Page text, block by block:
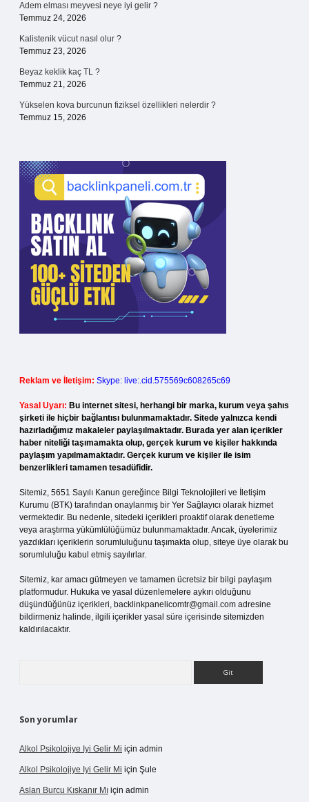
Adem elması meyvesi neye iyi gelir ?
Temmuz 24, 2026
Kalistenik vücut nasıl olur ?
Temmuz 23, 2026
Beyaz keklik kaç TL ?
Temmuz 21, 2026
Yükselen kova burcunun fiziksel özellikleri nelerdir ?
Temmuz 15, 2026
Reklam ve İletişim: Skype: live:.cid.575569c608265c69
Yasal Uyarı: Bu internet sitesi, herhangi bir marka, kurum veya şahıs
şirketi ile hiçbir bağlantısı bulunmamaktadır. Sitede yalnızca kendi
hazırladığımız makaleler paylaşılmaktadır. Burada yer alan içerikler
haber niteliği taşımamakta olup, gerçek kurum ve kişiler hakkında
paylaşım yapılmamaktadır. Gerçek kurum ve kişiler ile isim
benzerlikleri tamamen tesadüfidir.
Sitemiz, 5651 Sayılı Kanun gereğince Bilgi Teknolojileri ve İletişim
Kurumu (BTK) tarafından onaylanmış bir Yer Sağlayıcı olarak hizmet
vermektedir. Bu nedenle, sitedeki içerikleri proaktif olarak denetleme
veya araştırma yükümlülüğümüz bulunmamaktadır. Ancak, üyelerimiz
yazdıkları içeriklerin sorumluluğunu taşımakta olup, siteye üye olarak bu
sorumluluğu kabul etmiş sayılırlar.
Sitemiz, kar amacı gütmeyen ve tamamen ücretsiz bir bilgi paylaşım
platformudur. Hukuka ve yasal düzenlemelere aykırı olduğunu
düşündüğünüz içerikleri, backlinkpanelicomtr@gmail.com adresine
bildirmeniz halinde, ilgili içerikler yasal süre içerisinde sitemizden
kaldırılacaktır.
Son yorumlar
Alkol Psikolojiye Iyi Gelir Mi için admin
Alkol Psikolojiye Iyi Gelir Mi için Şule
Aslan Burcu Kıskanır Mı için admin